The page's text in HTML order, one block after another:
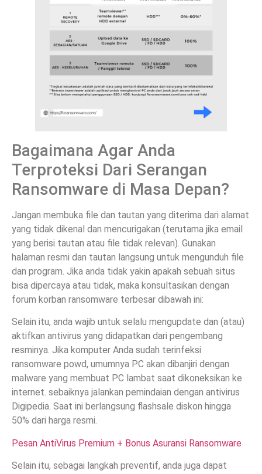
Bagaimana Agar Anda
Terproteksi Dari Serangan
Ransomware di Masa Depan?
Jangan membuka file dan tautan yang diterima dari alamat
yang tidak dikenal dan mencurigakan (terutama jika email
yang berisi tautan atau file tidak relevan). Gunakan
halaman resmi dan tautan langsung untuk mengunduh file
dan program. Jika anda tidak yakin apakah sebuah situs
bisa dipercaya atau tidak, maka konsultasikan dengan
forum korban ransomware terbesar dibawah ini:
Selain itu, anda wajib untuk selalu mengupdate dan (atau)
aktifkan antivirus yang didapatkan dari pengembang
resminya. Jika komputer Anda sudah terinfeksi
ransomware powd, umumnya PC akan dibanjiri dengan
malware yang membuat PC lambat saat dikoneksikan ke
internet. sebaiknya jalankan pemindaian dengan antivirus
Digipedia. Saat ini berlangsung flashsale diskon hingga
50% dari harga resmi.
Pesan AntiVirus Premium + Bonus Asuransi Ransomware
Selain itu, sebagai langkah preventif, anda juga dapat